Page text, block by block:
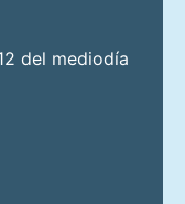
del mediodía